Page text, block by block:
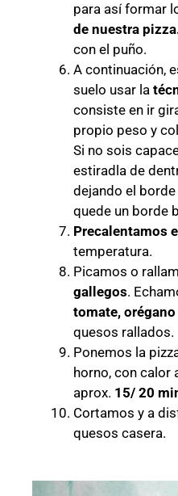
para así formar
de nuestra
con el puño.
A continuación,
suelo usar la
consiste en ir
propio peso y
Si no sois
estiradla de
dejando el
quede un borde
Precalentamos
temperatura.
Picamos o
gallegos.
tomate, orégano
quesos rallados.
Ponemos la
horno, con calor
aprox. 15/ 20
Cortamos y a
quesos casera.